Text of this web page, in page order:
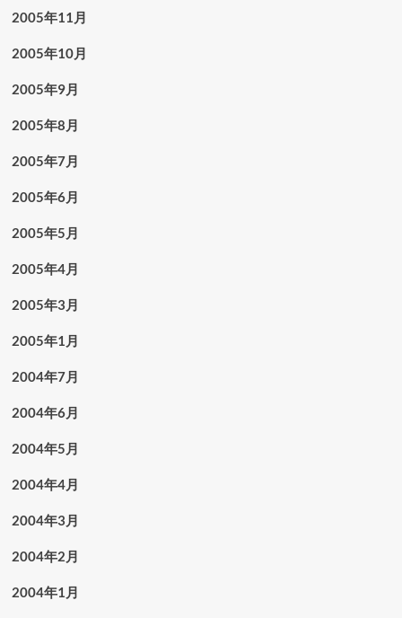
2005年11月
2005年10月
2005年9月
2005年8月
2005年7月
2005年6月
2005年5月
2005年4月
2005年3月
2005年1月
2004年7月
2004年6月
2004年5月
2004年4月
2004年3月
2004年2月
2004年1月